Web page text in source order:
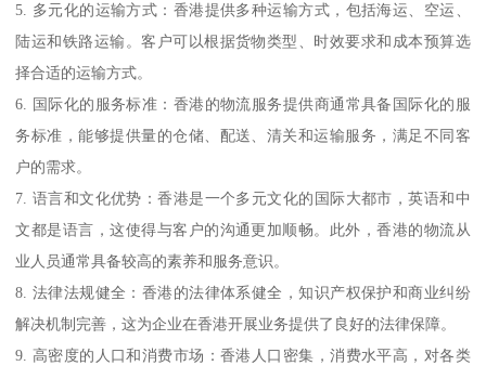
5. 多元化的运输方式：香港提供多种运输方式，包括海运、空运、
陆运和铁路运输。客户可以根据货物类型、时效要求和成本预算选
择合适的运输方式。
6. 国际化的服务标准：香港的物流服务提供商通常具备国际化的服
务标准，能够提供量的仓储、配送、清关和运输服务，满足不同客
户的需求。
7. 语言和文化优势：香港是一个多元文化的国际大都市，英语和中
文都是语言，这使得与客户的沟通更加顺畅。此外，香港的物流从
业人员通常具备较高的素养和服务意识。
8. 法律法规健全：香港的法律体系健全，知识产权保护和商业纠纷
解决机制完善，这为企业在香港开展业务提供了良好的法律保障。
9. 高密度的人口和消费市场：香港人口密集，消费水平高，对各类